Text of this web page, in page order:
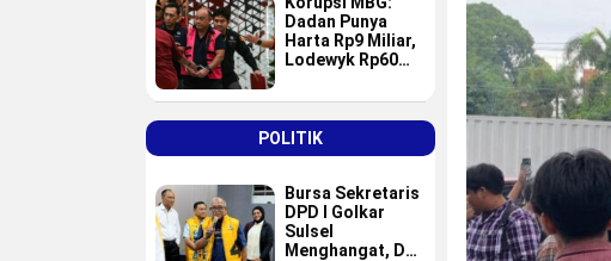
Dadan Punya
Harta Rp9 Miliar,
Lodewyk Rp60
POLITIK
Bursa Sekretaris
DPD I Golkar
Sulsel
Menghangat, Dua